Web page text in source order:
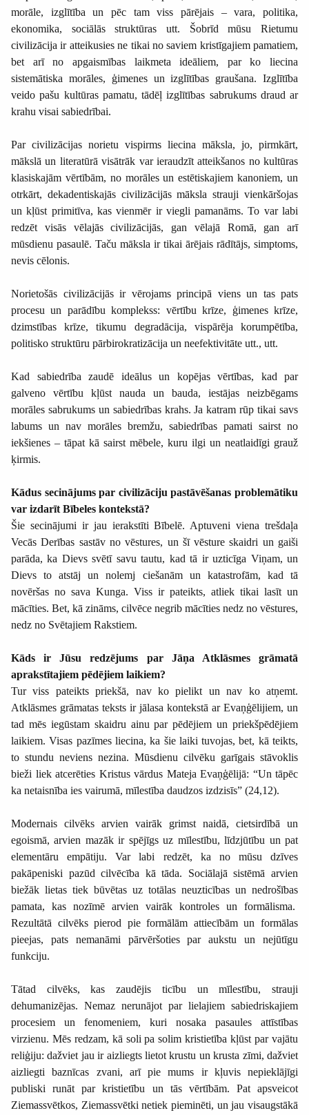
morāle, izglītība un pēc tam viss pārējais – vara, politika,
ekonomika, sociālās struktūras utt. Šobrīd mūsu Rietumu
civilizācija ir atteikusies ne tikai no saviem kristīgajiem pamatiem,
bet arī no apgaismības laikmeta ideāliem, par ko liecina
sistemātiska morāles, ģimenes un izglītības graušana. Izglītība
veido pašu kultūras pamatu, tādēļ izglītības sabrukums draud ar
krahu visai sabiedrībai.
Par civilizācijas norietu vispirms liecina māksla, jo, pirmkārt,
mākslā un literatūrā visātrāk var ieraudzīt atteikšanos no kultūras
klasiskajām vērtībām, no morāles un estētiskajiem kanoniem, un
otrkārt, dekadentiskajās civilizācijās māksla strauji vienkāršojas
un kļūst primitīva, kas vienmēr ir viegli pamanāms. To var labi
redzēt visās vēlajās civilizācijās, gan vēlajā Romā, gan arī
mūsdienu pasaulē. Taču māksla ir tikai ārējais rādītājs, simptoms,
nevis cēlonis.
Norietošās civilizācijās ir vērojams principā viens un tas pats
procesu un parādību komplekss: vērtību krīze, ģimenes krīze,
dzimstības krīze, tikumu degradācija, vispārēja korumpētība,
politisko struktūru pārbirokratizācija un neefektivitāte utt., utt.
Kad sabiedrība zaudē ideālus un kopējas vērtības, kad par
galveno vērtību kļūst nauda un bauda, iestājas neizbēgams
morāles sabrukums un sabiedrības krahs. Ja katram rūp tikai savs
labums un nav morāles bremžu, sabiedrības pamati sairst no
iekšienes – tāpat kā sairst mēbele, kuru ilgi un neatlaidīgi grauž
ķirmis.
Kādus secinājums par civilizāciju pastāvēšanas problemātiku
var izdarīt Bībeles kontekstā?
Šie secinājumi ir jau ierakstīti Bībelē. Aptuveni viena trešdaļa
Vecās Derības sastāv no vēstures, un šī vēsture skaidri un gaiši
parāda, ka Dievs svētī savu tautu, kad tā ir uzticīga Viņam, un
Dievs to atstāj un nolemj ciešanām un katastrofām, kad tā
novēršas no sava Kunga. Viss ir pateikts, atliek tikai lasīt un
mācīties. Bet, kā zināms, cilvēce negrib mācīties nedz no vēstures,
nedz no Svētajiem Rakstiem.
Kāds ir Jūsu redzējums par Jāņa Atklāsmes grāmatā
aprakstītajiem pēdējiem laikiem?
Tur viss pateikts priekšā, nav ko pielikt un nav ko atņemt.
Atklāsmes grāmatas teksts ir jālasa kontekstā ar Evaņģēlijiem, un
tad mēs iegūstam skaidru ainu par pēdējiem un priekšpēdējiem
laikiem. Visas pazīmes liecina, ka šie laiki tuvojas, bet, kā teikts,
to stundu neviens nezina. Mūsdienu cilvēku garīgais stāvoklis
bieži liek atcerēties Kristus vārdus Mateja Evaņģēlijā: “Un tāpēc
ka netaisnība ies vairumā, mīlestība daudzos izdzisīs” (24,12).
Modernais cilvēks arvien vairāk grimst naidā, cietsirdībā un
egoismā, arvien mazāk ir spējīgs uz mīlestību, līdzjūtību un pat
elementāru empātiju. Var labi redzēt, ka no mūsu dzīves
pakāpeniski pazūd cilvēcība kā tāda. Sociālajā sistēmā arvien
biežāk lietas tiek būvētas uz totālas neuzticības un nedrošības
pamata, kas nozīmē arvien vairāk kontroles un formālisma.
Rezultātā cilvēks pierod pie formālām attiecībām un formālas
pieejas, pats nemanāmi pārvēršoties par aukstu un nejūtīgu
funkciju.
Tātad cilvēks, kas zaudējis ticību un mīlestību, strauji
dehumanizējas. Nemaz nerunājot par lielajiem sabiedriskajiem
procesiem un fenomeniem, kuri nosaka pasaules attīstības
virzienu. Mēs redzam, kā soli pa solim kristietība kļūst par vajātu
reliģiju: dažviet jau ir aizliegts lietot krustu un krusta zīmi, dažviet
aizliegti baznīcas zvani, arī pie mums ir kļuvis nepieklājīgi
publiski runāt par kristietību un tās vērtībām. Pat apsveicot
Ziemassvētkos, Ziemassvētki netiek pieminēti, un jau visaugstākā